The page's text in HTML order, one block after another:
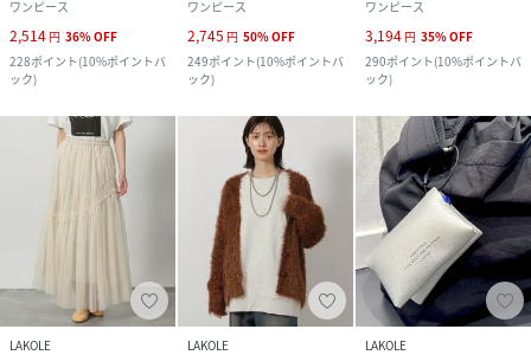
ワンピース
2,514 円 36%OFF
228ポイント(10%ポイントバ
ック)
ワンピース
2,745 円 50%OFF
249ポイント(10%ポイントバ
ック)
ワンピース
3,194 円 35%OFF
290ポイント(10%ポイントバ
ック)
LAKOLE
LAKOLE
LAKOLE